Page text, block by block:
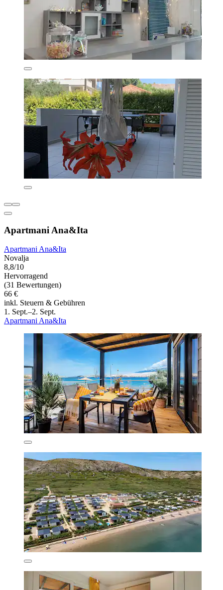
Apartmani Ana&Ita
Apartmani Ana&Ita
Novalja
8,8/10
Hervorragend
(31 Bewertungen)
66 €
inkl. Steuern & Gebühren
1. Sept.–2. Sept.
Apartmani Ana&Ita